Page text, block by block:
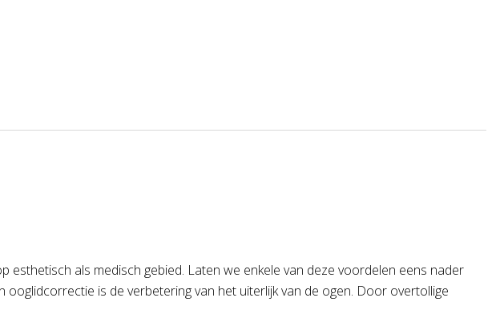
als medisch gebied. Laten we enkele van deze voordelen eens nader
is de verbetering van het uiterlijk van de ogen. Door overtollige